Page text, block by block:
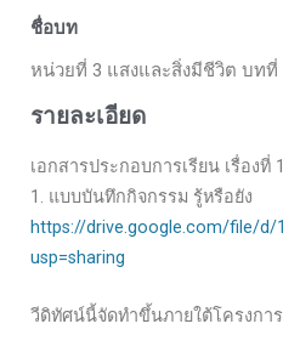
ชื่อบท
หน่วยที่ 3 แสงและสิ่งมีชีวิต บทที่
รายละเอียด
เอกสารประกอบการเรียน เรื่องที่
1. แบบบันทึกกิจกรรม รู้หรือยัง
https://drive.google.com/file/d/
usp=sharing
วีดิทัศน์นี้จัดทำขึ้นภายใต้โครงกา